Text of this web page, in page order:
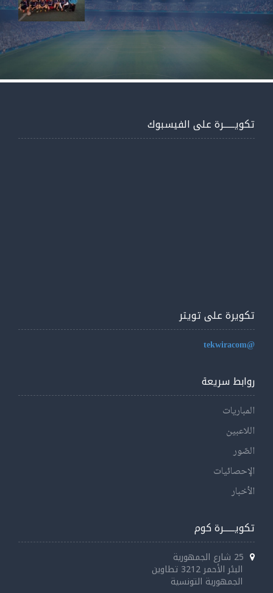
تكويــــــرة على الفيسبوك
تكويرة على تويتر
@tekwiracom
روابط سريعة
المباريات
اللاعبين
الصّور
الإحصائيات
الأخبار
تكويــــــرة كوم
25 شارع الجمهورية
البئر الأحمر 3212 تطاوين
الجمهورية التونسية